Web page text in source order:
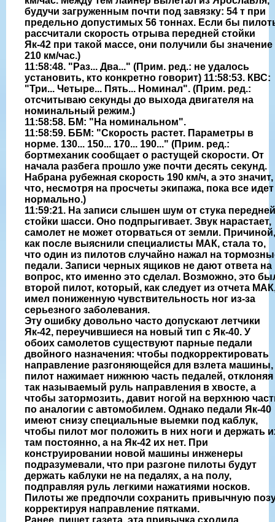
будучи загруженным почти под завязку: 54 т при
предельно допустимых 56 тоннах. Если бы
рассчитали скорость отрыва передней стойки
Як-42 при такой массе, они получили бы значение
210 км/час.)
11:58:48. "Раз... Два..." (Прим. ред.: не удалось
установить, кто конкретно говорит) 11:58:53. КВС:
"Три... Четыре... Пять... Номинал". (Прим. ред.:
отсчитываю секунды до выхода двигателя на
номинальный режим.)
11:58:58. БМ: "На номинальном".
11:58:59. ББМ: "Скорость растет. Параметры в
норме. 130... 150... 170... 190..." (Прим. ред.:
бортмеханик сообщает о растущей скорости. От
начала разбега прошло уже почти десять секунд.
Набрана рубежная скорость 190 км/ч, а это значит,
что, несмотря на просчеты экипажа, пока все идет
нормально.)
11:59:21. На записи слышен шум от стука передней
стойки шасси. Оно подпрыгивает. Звук нарастает,
самолет не может оторваться от земли. Причиной,
как после выяснили специалисты МАК, стала то,
что один из пилотов случайно нажал на
педали. Записи черных ящиков не дают ответа на
вопрос, кто именно это сделал. Возможно, это
второй пилот, который, как следует из отчета
имел пониженную чувствительность ног из-за
серьезного заболевания.
Эту ошибку довольно часто допускают летчики
Як-42, переучившиеся на новый тип с Як-40. У
обоих самолетов существуют парные педали
двойного назначения: чтобы подкорректировать
направление разгоняющейся для взлета машины,
пилот нажимает нижнюю часть педалей, отклоняя
так называемый руль направления в хвосте, а
чтобы затормозить, давит ногой на верхнюю
по аналогии с автомобилем. Однако педали Як-40
имеют снизу специальные выемки под каблук,
чтобы пилот мог положить в них ноги и держать
там постоянно, а на Як-42 их нет. При
конструировании новой машины инженеры
подразумевали, что при разгоне пилоты будут
держать каблуки не на педалях, а на полу,
подправляя руль легкими нажатиями носков.
Пилоты же предпочли сохранить привычную
корректируя направление пятками.
Ранее, пишет газета, эта привычка сходила